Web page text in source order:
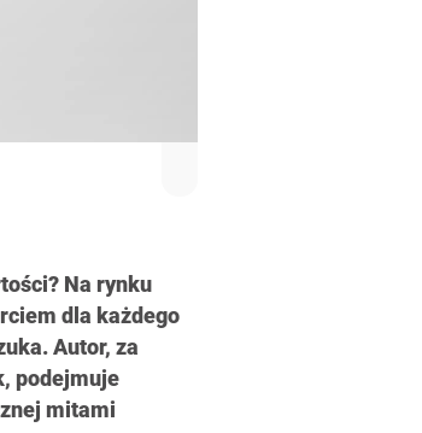
Na rynku
dla każdego
Autor, za
podejmuje
mitami